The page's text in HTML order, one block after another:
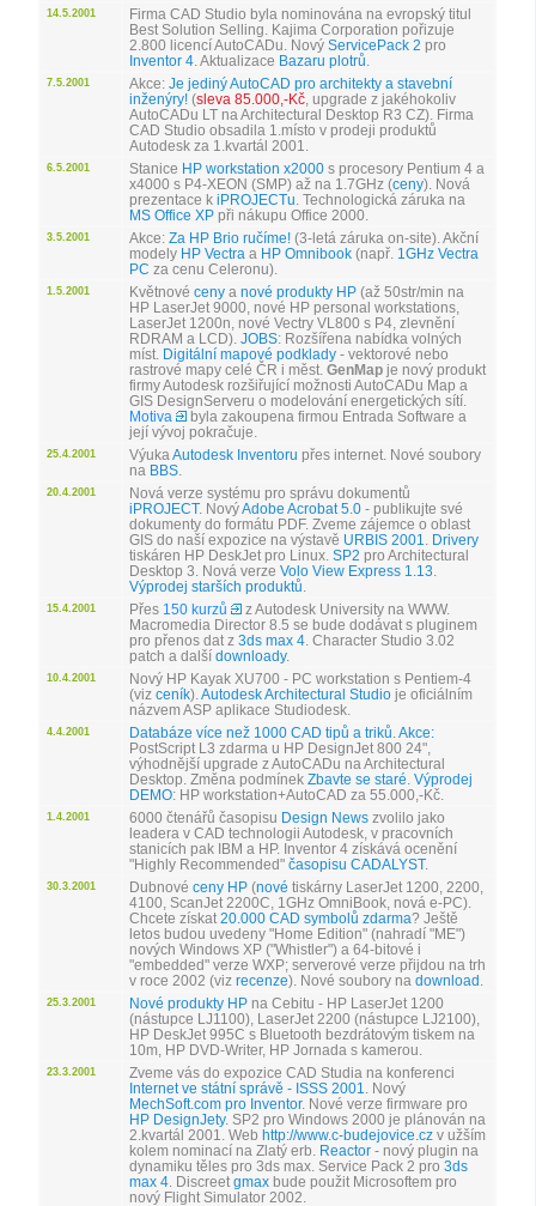
14.5.2001
Firma CAD Studio byla nominována na evropský titul
Best Solution Selling. Kajima Corporation pořizuje
2.800 licencí AutoCADu. Nový ServicePack 2 pro
Inventor 4 . Aktualizace Bazaru plotrů
7.5.2001 Akce: Je jediný AutoCAD pro architekty a stavební
inženýry! (sleva 85.000,-Kč , upgrade z jakéhokoliv
AutoCADu LT na Architectural Desktop R3 CZ). Firma
CAD Studio obsadila 1.místo v prodeji produktů
Autodesk za 1.kvartál 2001.
6.5.2001 Stanice HP workstation x2000 s procesory Pentium 4 a
x4000 s P4-XEON (SMP) až na 1.7GHz (ceny). Nová
prezentace k iPROJECTu . Technologická záruka na
MS Office XP při nákupu Office 2000.
3.5.2001 Akce: Za HP Brio ručíme! (3-letá záruka on-site). Akční
modely HP Vectra a HP Omnibook (např. 1GHz Vectra
PC za cenu Celeronu).
1.5.2001 Květnové ceny a nové produkty HP (až 50str/min na
HP LaserJet 9000, nové HP personal workstations,
LaserJet 1200n, nové Vectry VL800 s P4, zlevnění
RDRAM a LCD). JOBS: Rozšířena nabídka volných
míst. Digitální mapové podklady - vektorové nebo
rastrové mapy celé ČR i měst. GenMap je nový produkt
firmy Autodesk rozšiřující možnosti AutoCADu Map a
GIS DesignServeru o modelování energetických sítí.
Motiva
byla zakoupena firmou Entrada Software a
její vývoj pokračuje.
25.4.2001 Výuka Autodesk Inventoru přes internet. Nové soubory
na BBS
20.4.2001
Nová verze systému pro správu dokumentů
iPROJECT. NovýAdobe Acrobat 5.0 - publikujte své
dokumenty do formátu PDF. Zveme zájemce o oblast
GIS do naší expozice na výstavě URBIS 2001
Drivery
tiskáren HP DeskJet pro Linux. SP2 pro Architectural
Desktop 3. Nová verze Volo View Express 1.13
Výprodej starších produktů
15.4.2001 Přes 150 kurzů
z Autodesk University na WWW.
Macromedia Director 8.5 se bude dodávat s pluginem
pro přenos dat z 3ds max 4 . Character Studio 3.02
patch a další downloady.
10.4.2001
Nový HP Kayak XU700 - PC workstation s Pentiem-4
(viz ceník). Autodesk Architectural Studio je oficiálním
názvem ASP aplikace Studiodesk.
4.4.2001 Databáze více než 1000 CAD tipů a triků Akce:
PostScript L3 zdarma u HP DesignJet 800 24",
výhodnější upgrade z AutoCADu na Architectural
Desktop. Změna podmínek Zbavte se staré Výprodej
DEMO: HP workstation+AutoCAD za 55.000,-Kč.
1.4.2001 6000 čtenářů časopisu Design News zvolilo jako
leadera v CAD technologii Autodesk, v pracovních
stanicích pak IBM a HP. Inventor 4 získává ocenění
"Highly Recommended" časopisu CADALYST.
30.3.2001 Dubnové ceny HP (nové tiskárny LaserJet 1200, 2200,
4100, ScanJet 2200C, 1GHz OmniBook, nová e-PC).
Chcete získat 20.000 CAD symbolů zdarma? Ještě
letos budou uvedeny "Home Edition" (nahradí "ME")
nových Windows XP ("Whistler") a 64-bitové i
"embedded" verze WXP; serverové verze přijdou na trh
v roce 2002 (viz recenze). Nové soubory na download
25.3.2001 Nové produkty HP na Cebitu - HP LaserJet 1200
(nástupce LJ1100), LaserJet 2200 (nástupce LJ2100),
HP DeskJet 995C s Bluetooth bezdrátovým tiskem na
10m, HP DVD-Writer, HP Jornada s kamerou.
23.3.2001
Zveme vás do expozice CAD Studia na konferenci
Internet ve státní správě - ISSS 2001
. Nový
MechSoft.com pro Inventor. Nové verze firmware pro
HP DesignJety. SP2 pro Windows 2000 je plánován na
2.kvartál 2001. Web http://www.c-budejovice.cz v užším
kolem nominací na Zlatý erb. Reactor - nový plugin na
dynamiku těles pro 3ds max. Service Pack 2 pro 3ds
max 4 . Discreet gmax bude použit Microsoftem pro
nový Flight Simulator 2002.